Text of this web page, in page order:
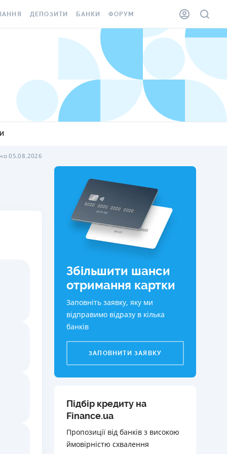
ЗА КОРДОН
ДЕПОЗИТИ
ВСІ ДЕПОЗИТИ
ДЕПОЗИТИ В EUR
БОНУС ДО ДЕПОЗИТІВ
УМОВИ АКЦІЇ
ЗАОЩАДЖЕННЯМ
БАНКИ
ВСІ БАНКИ
ВІДГУКИ ПРО БАНКИ
МІКРОФІНАНСОВІ
ОРГАНІЗАЦІЇ
ВІДГУКИ ПРО МФО
ФОРУМ
05.08.2026
Збільшити шанси
отримання картки
Заповніть заявку, яку ми
відправимо відразу в кілька
банків
ЗАПОВНИТИ ЗАЯВКУ
Підбір кредиту на
Finance.ua
Пропозиції від банків з високою
ймовірністю схвалення️